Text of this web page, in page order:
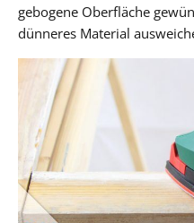
gebogene Oberfläche
dünneres Material